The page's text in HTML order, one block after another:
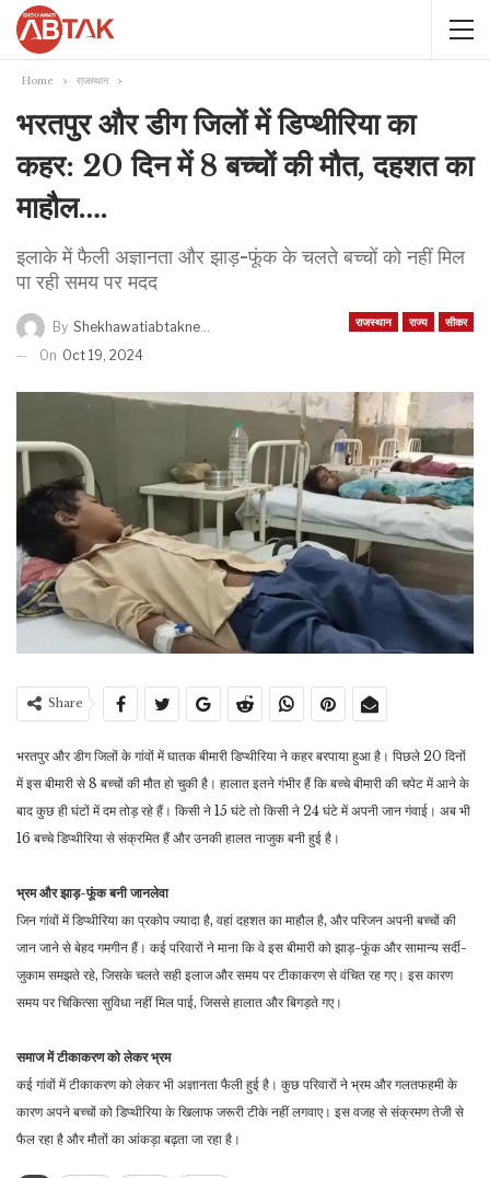
Home राजस्थान
भरतपुर और डीग जिलों में डिप्थीरिया का
कहर: 20 दिन में 8 बच्चों की मौत, दहशत का
माहौल….
इलाके में फैली अज्ञानता और झाड़-फूंक के चलते बच्चों को नहीं मिल
पा रही समय पर मदद
राजस्थान राज्य सीकर
By Shekhawatiabtaknews
On Oct 19, 2024
Share
भरतपुर और डीग जिलों के गांवों में घातक बीमारी डिप्थीरिया ने कहर बरपाया हुआ है। पिछले 20 दिनों
में इस बीमारी से 8 बच्चों की मौत हो चुकी है। हालात इतने गंभीर हैं कि बच्चे बीमारी की चपेट में आने के
बाद कुछ ही घंटों में दम तोड़ रहे हैं। किसी ने 15 घंटे तो किसी ने 24 घंटे में अपनी जान गंवाई। अब भी
16 बच्चे डिप्थीरिया से संक्रमित हैं और उनकी हालत नाजुक बनी हुई है।
भ्रम और झाड़-फूंक बनी जानलेवा
जिन गांवों में डिप्थीरिया का प्रकोप ज्यादा है, वहां दहशत का माहौल है, और परिजन अपनी बच्चों की
जान जाने से बेहद गमगीन हैं। कई परिवारों ने माना कि वे इस बीमारी को झाड़-फूंक और सामान्य सर्दी-
जुकाम समझते रहे, जिसके चलते सही इलाज और समय पर टीकाकरण से वंचित रह गए। इस कारण
समय पर चिकित्सा सुविधा नहीं मिल पाई, जिससे हालात और बिगड़ते गए।
समाज में टीकाकरण को लेकर भ्रम
कई गांवों में टीकाकरण को लेकर भी अज्ञानता फैली हुई है। कुछ परिवारों ने भ्रम और गलतफहमी के
कारण अपने बच्चों को डिप्थीरिया के खिलाफ जरूरी टीके नहीं लगवाए। इस वजह से संक्रमण तेजी से
फैल रहा है और मौतों का आंकड़ा बढ़ता जा रहा है।